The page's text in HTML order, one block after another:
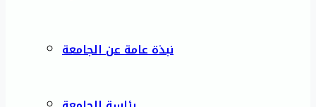
نبذة عامة عن الجامعة